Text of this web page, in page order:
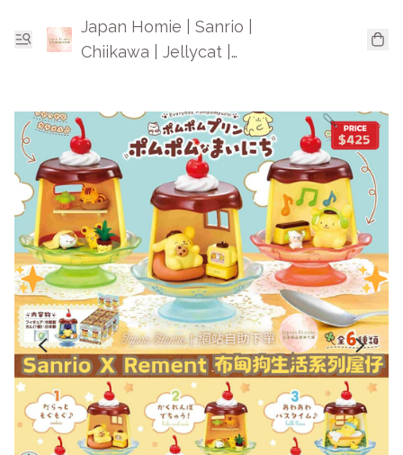
Japan Homie | Sanrio |
Chiikawa | Jellycat |